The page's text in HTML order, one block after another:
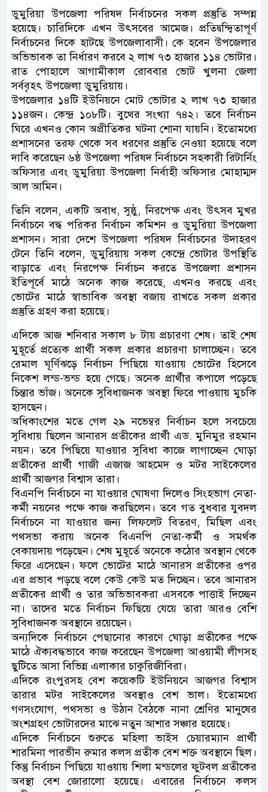
ডুমুরিয়া উপজেলা পরিষদ নির্বাচনের সকল প্রস্তুতি সম্পন্ন
হয়েছে। চারিদিকে এখন উৎসবের আমেজ। প্রতিদ্বন্দ্বিতাপূর্ণ
নির্বাচনের দিকে হাটছে উপজেলাবাসী। কে হবেন উপজেলার
অভিভাবক তা নির্ধারণ করবে ২ লাখ ৭৩ হাজার ১১৪ ভোটার।
রাত পোহালে আগামীকাল রোববার ভোট খুলনা জেলা
সর্ববৃহৎ উপজেলা ডুমুরিয়ায়।
উপজেলার ১৪টি ইউনিয়নে মোট ভোটার ২ লাখ ৭৩ হাজার
১১৪জন। কেন্দ্র ১০৮টি। বুথের সংখ্যা ৭৪২। তবে নির্বাচন
ঘিরে এখনও কোন অপ্রীতিকর ঘটনা শোনা যায়নি। ইতোমধ্যে
প্রশাসনের তরফ থেকে সব ধরণের প্রস্তুতি নেওয়া হয়েছে বলে
দাবি করেছেন ৬ষ্ঠ উপজেলা পরিষদ নির্বাচনে সহকারী রিটার্নিং
অফিসার এবং ডুমুরিয়া উপজেলা নির্বাহী অফিসার মোহাম্মদ
আল আমিন।
তিনি বলেন, একটি অবাধ, সুষ্ঠু, নিরপেক্ষ এবং উৎসব মুখর
নির্বাচনে বদ্ধ পরিকর নির্বাচন কমিশন ও ডুমুরিয়া উপজেলা
প্রশাসন। সারা দেশে উপজেলা পরিষদ নির্বাচনের উদাহরণ
টেনে তিনি বলেন, ডুমুরিয়ায় সকল কেন্দ্রে ভোটার উপস্থিতি
বাড়াতে এবং নিরপেক্ষ নির্বাচন করতে উপজেলা প্রশাসন
ইতিপূর্বে মাঠে অনেক কাজ করেছে, এখনও করছে এবং
ভোটের মাঠে স্বাভাবিক অবস্থা বজায় রাখতে সকল প্রকার
প্রস্তুতি গ্রহণ করা হয়েছে।
এদিকে আজ শনিবার সকাল ৮ টায় প্রচারণা শেষ। তাই শেষ
মুহূর্তে প্রত্যেক প্রার্থী সকল প্রকার প্রচারণা চালাচ্ছেন। তবে
রেমাল ঘূর্ণিঝড়ে নির্বাচন পিছিয়ে যাওয়ায় ভোটের হিসেবে
নিকেশ লন্ড-ভন্ড হয়ে গেছে। অনেক প্রার্থীর কপালে পড়েছে
চিন্তার ভাঁজ। অনেকে সুবিধাজনক অবস্থা ফিরে পাওয়ায় মুচকি
হাসছেন।
অধিকাংশের মতে গেল ২৯ নভেম্বর নির্বাচন হলে সবচেয়ে
সুবিধায় ছিলেন আনারস প্রতীকের প্রার্থী এড. মুনিমুর রহমান
নয়ন। তবে পিছিয়ে যাওয়ার সুবিধা কাজে লাগাচ্ছেন ঘোড়া
প্রতীকের প্রার্থী গাজী এজাজ আহমেদ ও মটর সাইকেলের
প্রার্থী আজগর বিশ্বাস তারা।
বিএনপি নির্বাচনে না যাওয়ার ঘোষণা দিলেও সিংহভাগ নেতা-
কর্মী নয়নের পক্ষে কাজ করছিলেন। তবে গত বুধবার যুবদল
নির্বাচনে না যাওয়ার জন্য লিফলেট বিতরণ, মিছিল এবং
পথসভা করায় অনেক বিএনপি নেতা-কর্মী ও সমর্থক
বেকায়দায় পড়েছেন। শেষ মুহূর্তে অনেকে কঠোর অবস্থান থেকে
ফিরে এসেছেন। ফলে ভোটের মাঠে আনারস প্রতীকের ওপর
এর প্রভাব পড়ছে বলে কেউ কেউ মত দিচ্ছেন। তবে আনারস
প্রতীকের প্রার্থী ও তার অভিভাবকরা এসবকে পাত্তাই দিচ্ছেন
না। তাদের মতে নির্বাচন ফিছিয়ে যেয়ে তারা আরও বেশি
সুবিধাজনক অবস্থানে রয়েছেন।
অন্যদিকে নির্বাচনে পেছানোর কারণে ঘোড়া প্রতীকের পক্ষে
মাঠে ঐক্যবদ্ধভাবে কাজ করেছেন উপজেলা আওয়ামী লীগসহ
ছুটিতে আসা বিভিন্ন এলাকার চাকুরিজীবিরা।
এদিকে রংপুরসহ বেশ কয়েকটি ইউনিয়নে আজগর বিশ্বাস
তারার মটর সাইকেলের অবস্থাও বেশ ভাল। ইতোমধ্যে
গণসংযোগ, পথসভা ও উঠান বৈঠকে নানা শ্রেণির মানুষের
অংশগ্রহণ ভোটারদের মাঝে নতুন আশার সঞ্চার হয়েছে।
এদিকে নির্বাচনে শুরুতে মহিলা ভাইস চেয়ারম্যান প্রার্থী
শারমিনা পারভীন রুমার কলস প্রতীক বেশ শক্ত অবস্থানে ছিল।
কিন্তু নির্বাচন পিছিয়ে যাওয়ায় শিলা মন্ডলের ফুটবল প্রতীকের
অবস্থা বেশ জোরালো হয়েছে। এবারের নির্বাচনে কলস